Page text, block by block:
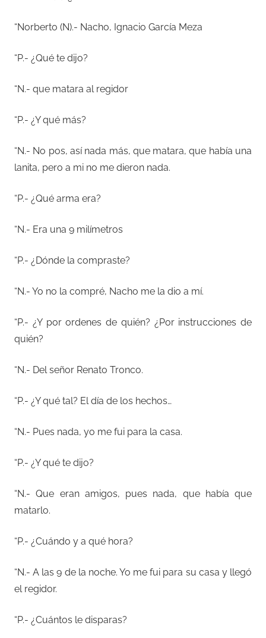
“Norberto (N).- Nacho, Ignacio García Meza
“P.- ¿Qué te dijo?
“N.- que matara al regidor
“P.- ¿Y qué más?
“N.- No pos, así nada más, que matara, que había una
lanita, pero a mi no me dieron nada.
“P.- ¿Qué arma era?
“N.- Era una 9 milímetros
“P.- ¿Dónde la compraste?
“N.- Yo no la compré, Nacho me la dio a mí.
“P.- ¿Y por ordenes de quién? ¿Por instrucciones de
quién?
“N.- Del señor Renato Tronco.
“P.- ¿Y qué tal? El día de los hechos…
“N.- Pues nada, yo me fui para la casa.
“P.- ¿Y qué te dijo?
“N.- Que eran amigos, pues nada, que había que
matarlo.
“P.- ¿Cuándo y a qué hora?
“N.- A las 9 de la noche. Yo me fui para su casa y llegó
el regidor.
“P.- ¿Cuántos le disparas?